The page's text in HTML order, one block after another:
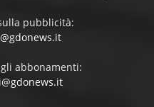
pubblicità:
abbonamenti: